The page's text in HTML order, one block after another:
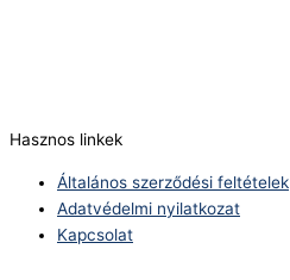
Hasznos linkek
Általános szerződési feltételek
Adatvédelmi nyilatkozat
Kapcsolat